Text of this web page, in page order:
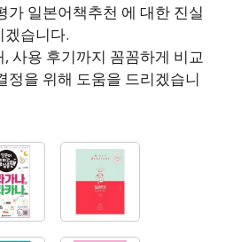
가 일본어책추천 에 대한 진실
겠습니다.
사용 후기까지 꼼꼼하게 비교
정을 위해 도움을 드리겠습니